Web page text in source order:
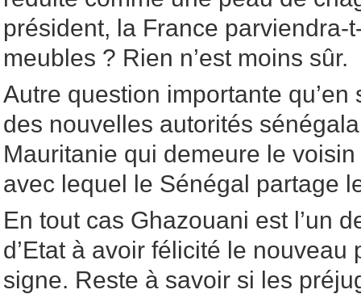
président, la France parviendra-
meubles ? Rien n’est moins sûr.
Autre question importante
des nouvelles autorités
Mauritanie qui demeure le
avec lequel le Sénégal partage
En tout cas Ghazouani est l’un
d’Etat à avoir félicité le nouveau
signe. Reste à savoir si les